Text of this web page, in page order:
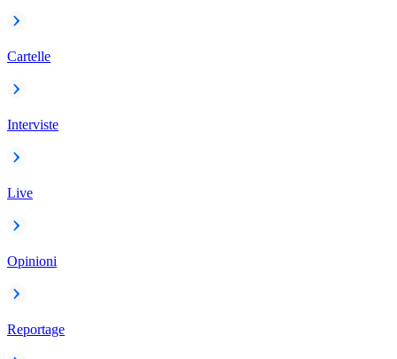
Cartelle
Interviste
Live
Opinioni
Reportage